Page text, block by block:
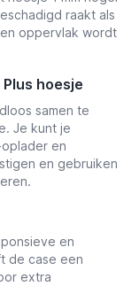
raakt als
oppervlak wordt
hoesje
samen te
Je kunt je
en
en gebruiken
en
de case een
extra